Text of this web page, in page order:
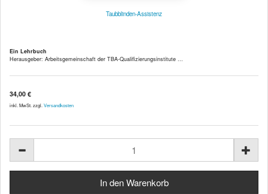
Taubblinden-Assistenz
Ein Lehrbuch
Herausgeber: Arbeitsgemeinschaft der TBA-Qualifizierungsinstitute ...
34,00 €
inkl. MwSt. zzgl. Versandkosten